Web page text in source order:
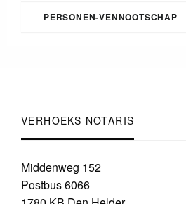
PERSONEN-VENNOOTSCHAP
VERHOEKS NOTARIS
Middenweg 152
Postbus 6066